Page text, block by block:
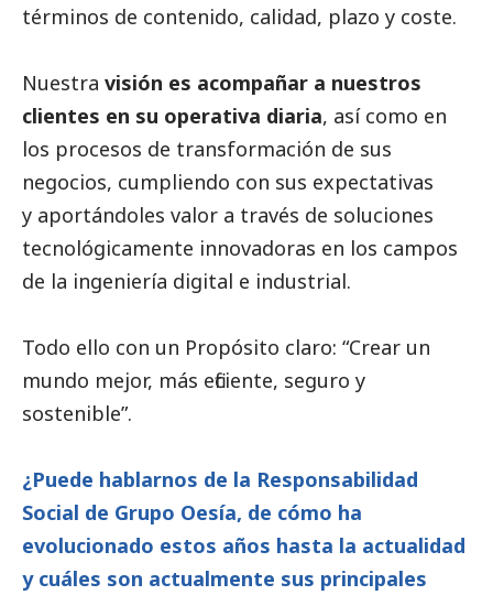
términos de contenido, calidad, plazo y coste.
Nuestra visión es acompañar a nuestros
clientes en su operativa diaria, así como en
los procesos de transformación de sus
negocios, cumpliendo con sus expectativas
y aportándoles valor a través de soluciones
tecnológicamente innovadoras en los campos
de la ingeniería digital e industrial.
Todo ello con un Propósito claro: “Crear un
mundo mejor, más eficiente, seguro y
sostenible”.
¿Puede hablarnos de la Responsabilidad
Social de Grupo Oesía, de cómo ha
evolucionado estos años hasta la actualidad
y cuáles son actualmente sus principales